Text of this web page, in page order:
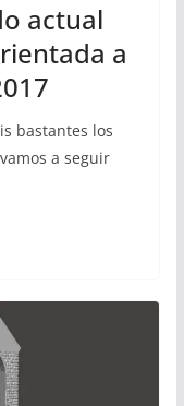
actual
a
bastantes los
a seguir